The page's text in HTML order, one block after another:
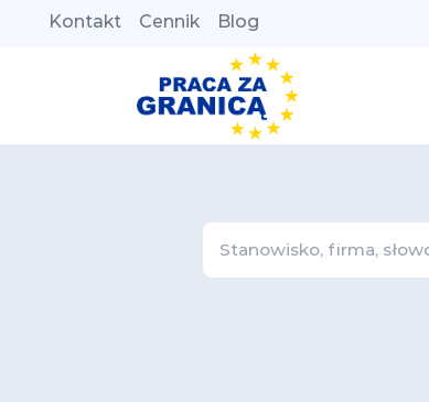
Kontakt Cennik Blog